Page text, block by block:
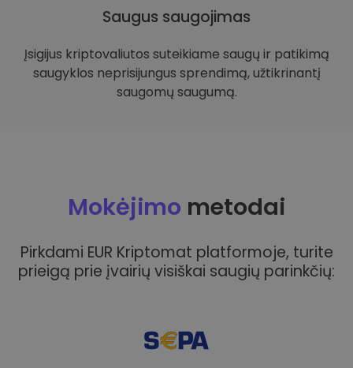
Saugus saugojimas
Įsigijus kriptovaliutos suteikiame saugų ir patikimą
saugyklos neprisijungus sprendimą, užtikrinantį
saugomų saugumą.
Mokėjimo metodai
Pirkdami EUR Kriptomat platformoje, turite
prieigą prie įvairių visiškai saugių parinkčių: